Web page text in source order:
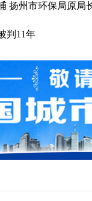
扬州市环保局原局
判11年